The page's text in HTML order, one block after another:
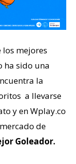
los mejores
ha sido una
la
a llevarse
y en Wplay.co
de
Goleador.